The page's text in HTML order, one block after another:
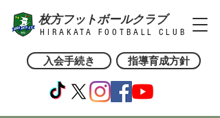
枚方フットボールクラブ
HIRAKATA FOOTBALL CLUB
入会手続き 指導育成方針